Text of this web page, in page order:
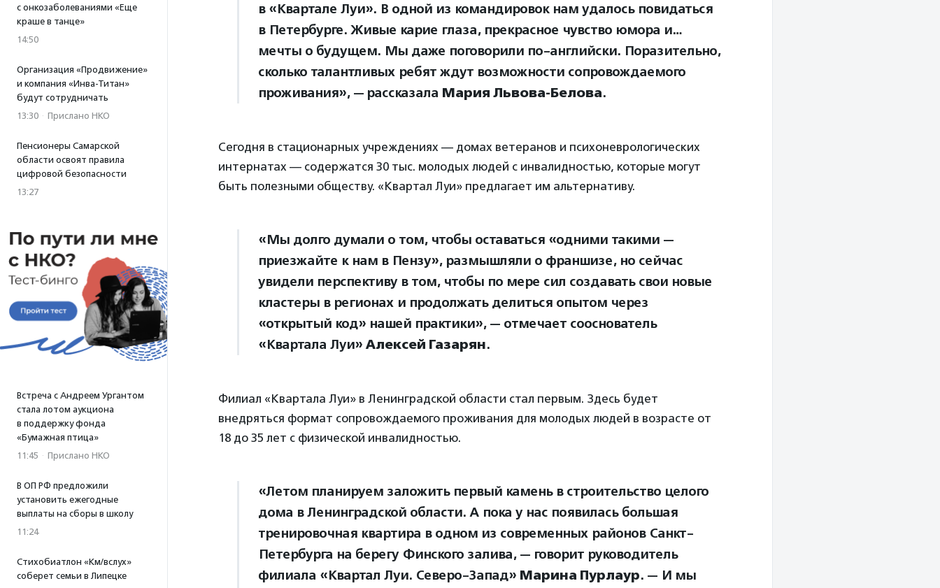
с онкозаболеваниями «Еще
краше в танце»
14:50
Организация «Продвижение»
и компания «Инва-Титан»
будут сотрудничать
13:30 · Прислано НКО
Пенсионеры Самарской
области освоят правила
цифровой безопасности
13:27
Встреча с Андреем Ургантом
стала лотом аукциона
в поддержку фонда
«Бумажная птица»
11:45 · Прислано НКО
В ОП РФ предложили
установить ежегодные
выплаты на сборы в школу
11:24
Стихобиатлон «Км/вслух»
соберет семьи в Липецке
в «Квартале Луи». В одной из командировок нам удалось повидаться
в Петербурге. Живые карие глаза, прекрасное чувство юмора и…
мечты о будущем. Мы даже поговорили по-английски. Поразительно,
сколько талантливых ребят ждут возможности сопровождаемого
проживания», — рассказала Мария Львова-Белова.
Сегодня в стационарных учреждениях — домах ветеранов и психоневрологических
интернатах — содержатся 30 тыс. молодых людей с инвалидностью, которые могут
быть полезными обществу. «Квартал Луи» предлагает им альтернативу.
«Мы долго думали о том, чтобы оставаться «одними такими —
приезжайте к нам в Пензу», размышляли о франшизе, но сейчас
увидели перспективу в том, чтобы по мере сил создавать свои новые
кластеры в регионах и продолжать делиться опытом через
«открытый код» нашей практики», — отмечает сооснователь
«Квартала Луи» Алексей Газарян.
Филиал «Квартала Луи» в Ленинградской области стал первым. Здесь будет
внедряться формат сопровождаемого проживания для молодых людей в возрасте от
18 до 35 лет с физической инвалидностью.
«Летом планируем заложить первый камень в строительство целого
дома в Ленинградской области. А пока у нас появилась большая
тренировочная квартира в одном из современных районов Санкт-
Петербурга на берегу Финского залива, — говорит руководитель
филиала «Квартал Луи. Северо-Запад» Марина Пурлаур. — И мы